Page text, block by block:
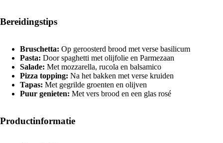
Bereidingstips
Bruschetta: Op geroosterd brood met verse basilicum
Pasta: Door spaghetti met olijfolie en Parmezaan
Salade: Met mozzarella, rucola en balsamico
Pizza topping: Na het bakken met verse kruiden
Tapas: Met gegrilde groenten en olijven
Puur genieten: Met vers brood en een glas rosé
Productinformatie